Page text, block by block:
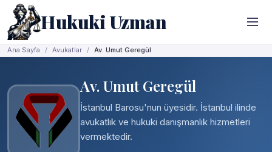
Hukuki Uzman
Ana Sayfa Avukatlar Av. Umut Geregül
Av. Umut Geregül
İstanbul Barosu'nun üyesidir. İstanbul ilinde
avukatlık ve hukuki danışmanlık hizmetleri
vermektedir.